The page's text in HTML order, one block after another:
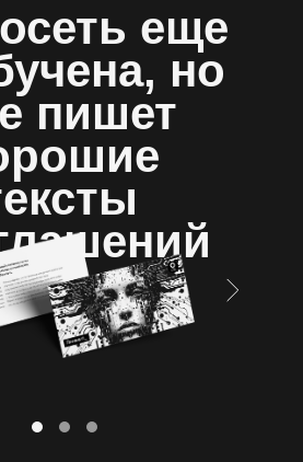
еще
но
пишет